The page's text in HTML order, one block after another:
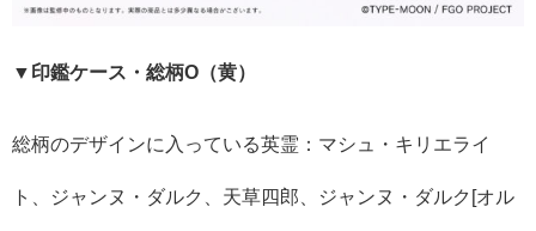
▼印鑑ケース・総柄O（黄）
総柄のデザインに入っている英霊：マシュ・キリエライ
ト、ジャンヌ・ダルク、天草四郎、ジャンヌ・ダルク[オル